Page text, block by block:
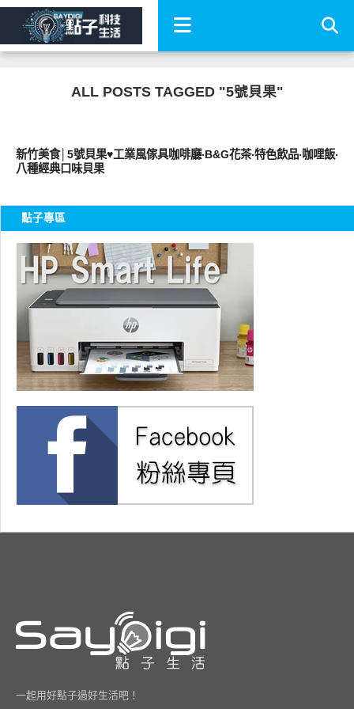
ALL POSTS TAGGED "5號貝果"
新竹美食│5號貝果♥工業風傢具咖啡廳‧B&G花茶‧特色飲品‧咖哩飯‧
八種經典口味貝果
點子專區
一起用好點子過好生活吧！